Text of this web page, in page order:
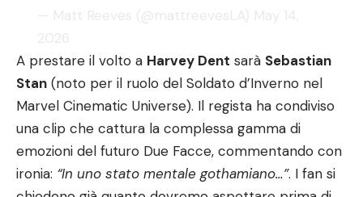
A prestare il volto a Harvey Dent sarà Sebastian
Stan (noto per il ruolo del Soldato d’Inverno nel
Marvel Cinematic Universe). Il regista ha condiviso
una clip che cattura la complessa gamma di
emozioni del futuro Due Facce, commentando con
ironia: “In uno stato mentale gothamiano…”. I fan si